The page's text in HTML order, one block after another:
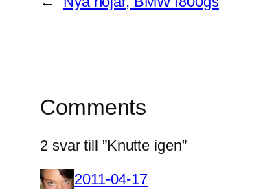
Comments
2 svar till ”Knutte igen”
2011-04-17